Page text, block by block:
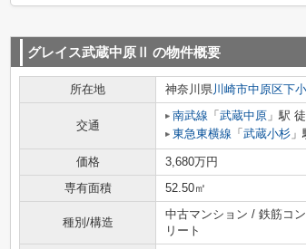
グレイス武蔵中原Ⅱ の物件概要
所在地 神奈川県川崎市中原区下
交通
南武線 「 武蔵中原 」駅
東急東横線 「 武蔵小杉
価格 3,680万円
専有面積
52.50㎡
種別/構造
中古マンション / 鉄筋コ
リート